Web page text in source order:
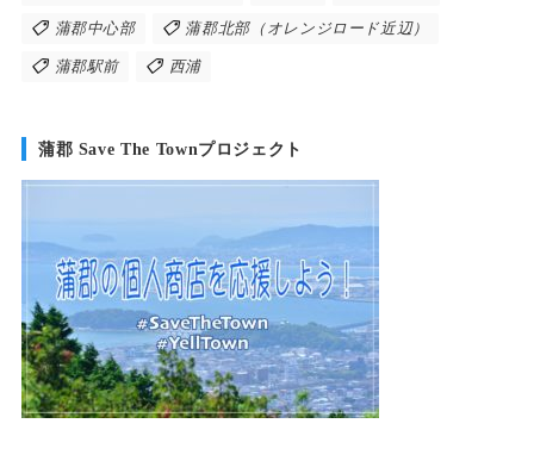
蒲郡中心部 蒲郡北部（オレンジロード近辺）
蒲郡駅前 西浦
蒲郡 Save The Townプロジェクト